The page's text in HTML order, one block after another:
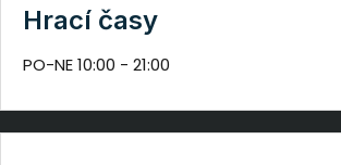
Hrací časy
PO-NE10:00 - 21:00